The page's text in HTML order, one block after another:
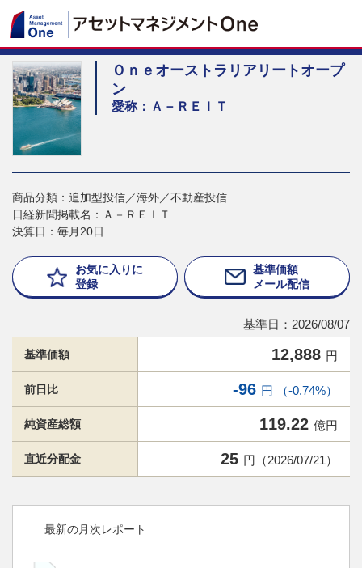
Ｏｎｅオーストラリアリートオープ
ン
愛称：Ａ－ＲＥＩＴ
商品分類：追加型投信／海外／不動産投信
日経新聞掲載名：Ａ－ＲＥＩＴ
決算日：毎月20日
お気に入りに
登録
基準価額
メール配信
基準日：2026/08/07
基準価額 12,888 円
前日比 -96 円 （-0.74%）
純資産総額 119.22 億円
直近分配金 25 円（2026/07/21）
最新の月次レポート